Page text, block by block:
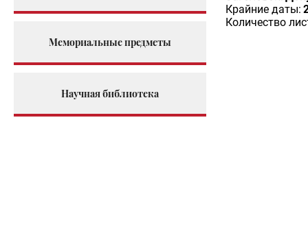
Мемориальные предметы
Научная библиотека
Крайние даты:
Количество